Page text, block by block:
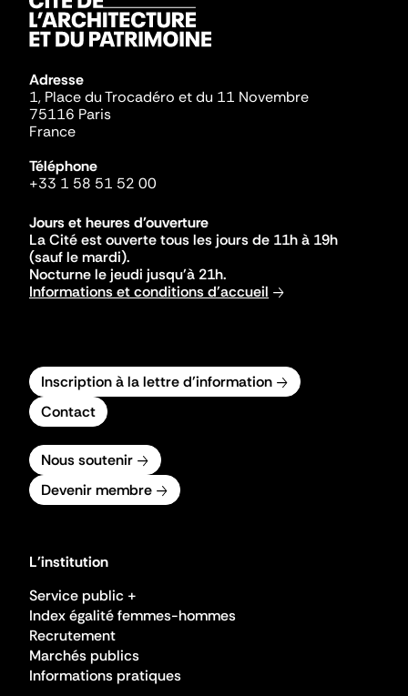
Adresse
1, Place du Trocadéro et du 11 Novembre
75116 Paris
France
Téléphone
+33 1 58 51 52 00
Jours et heures d'ouverture
La Cité est ouverte tous les jours de 11h à 19h
(sauf le mardi).
Nocturne le jeudi jusqu'à 21h.
Informations et conditions d'accueil
Inscription à la lettre d'information
Contact
Nous soutenir
Devenir membre
L'institution
Service public +
Index égalité femmes-hommes
Recrutement
Marchés publics
Informations pratiques